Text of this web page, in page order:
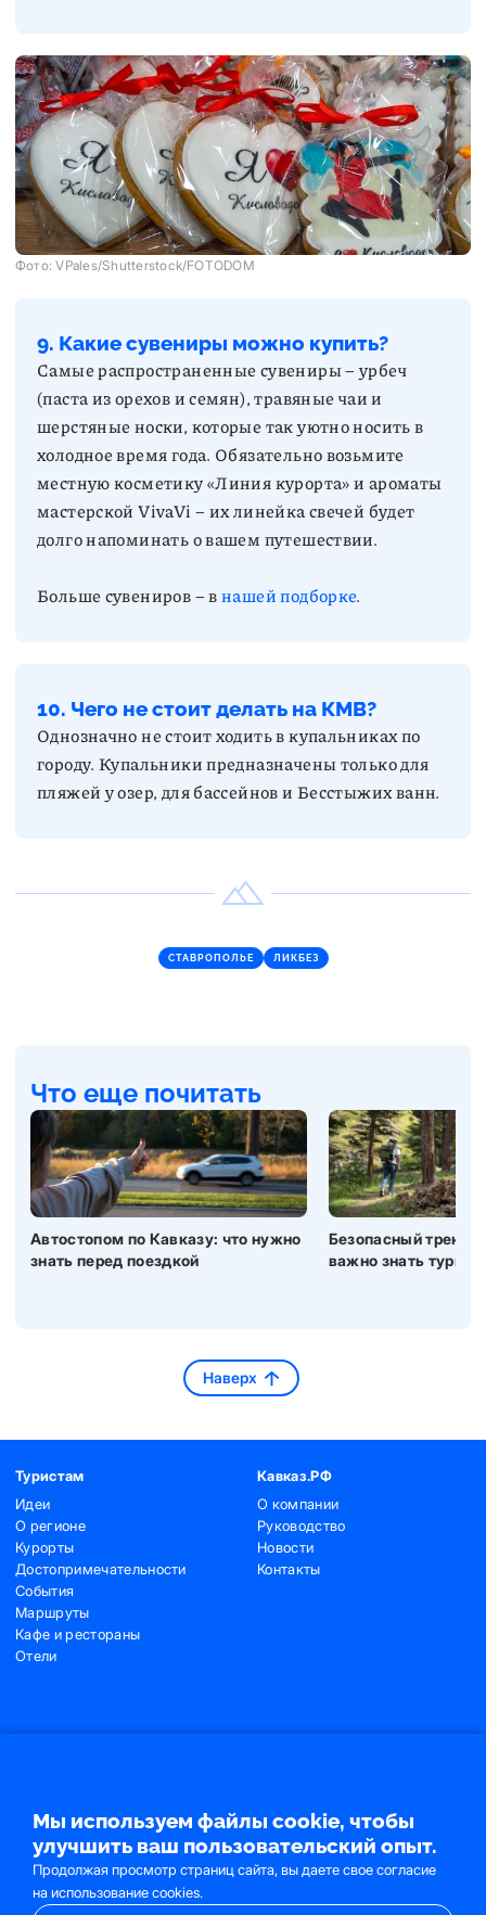
Фото: VPales/Shutterstock/FOTODOM
9. Какие сувениры можно купить?
Самые распространенные сувениры – урбеч
(паста из орехов и семян), травяные чаи и
шерстяные носки, которые так уютно носить в
холодное время года. Обязательно возьмите
местную косметику «Линия курорта» и ароматы
мастерской VivaVi – их линейка свечей будет
долго напоминать о вашем путешествии.
Больше сувениров – внашей подборке.
10. Чего не стоит делать на КМВ?
Однозначно не стоит ходить в купальниках по
городу. Купальники предназначены только для
пляжей у озер, для бассейнов и Бесстыжих ванн.
СТАВРОПОЛЬЕ ЛИКБЕЗ
Что еще почитать
Автостопом по Кавказу: что нужно
знать перед поездкой
Безопасный
важно знать
Наверх
Туристам
Идеи
О регионе
Курорты
Достопримечательности
События
Маршруты
Кафе и рестораны
Отели
Кавказ.РФ
О компании
Руководство
Новости
Контакты
info@ncrc.ru
Мы используем файлы cookie, чтобы
улучшить ваш пользовательский опыт.
Продолжая просмотр страниц сайта, вы даете свое согласие
на использование cookies.